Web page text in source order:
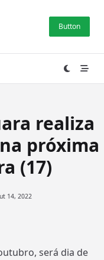
Button
realiza
próxima
(17)
14, 2022
será dia de